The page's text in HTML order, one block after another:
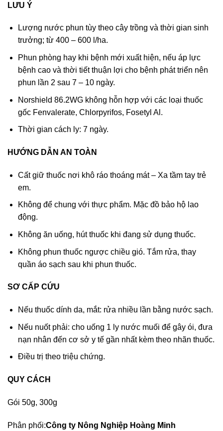
LƯU Ý
Lượng nước phun tùy theo cây trồng và thời gian sinh
trưởng; từ 400 – 600 l/ha.
Phun phòng hay khi bệnh mới xuất hiện, nếu áp lực
bệnh cao và thời tiết thuận lợi cho bệnh phát triển nên
phun lần 2 sau 7 – 10 ngày.
Norshield 86.2WG không hỗn hợp với các loại thuốc
gốc Fenvalerate, Chlorpyrifos, Fosetyl Al.
Thời gian cách ly: 7 ngày.
HƯỚNG DẪN AN TOÀN
Cất giữ thuốc nơi khô ráo thoáng mát – Xa tầm tay trẻ
em.
Không để chung với thực phẩm. Mặc đồ bảo hộ lao
động.
Không ăn uống, hút thuốc khi đang sử dụng thuốc.
Không phun thuốc ngược chiều gió. Tắm rửa, thay
quần áo sạch sau khi phun thuốc.
SƠ CẤP CỨU
Nếu thuốc dính da, mắt: rửa nhiều lần bằng nước sạch.
Nếu nuốt phải: cho uống 1 ly nước muối để gây ói, đưa
nạn nhân đến cơ sở y tế gần nhất kèm theo nhãn thuốc.
Điều trị theo triệu chứng.
QUY CÁCH
Gói 50g, 300g
Phân phối:Công ty Nông Nghiệp Hoàng Minh